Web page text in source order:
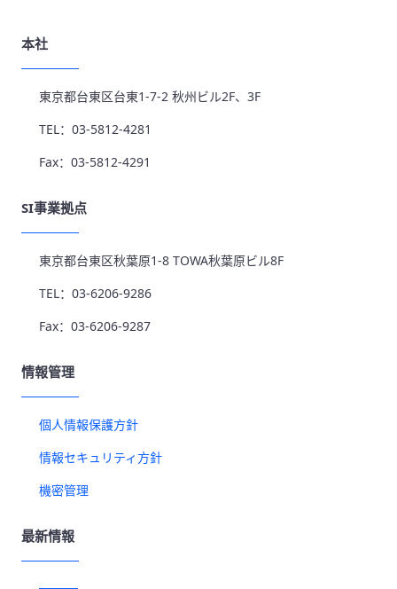
本社
東京都台東区台東1-7-2 秋州ビル2F、3F
TEL：03-5812-4281
Fax：03-5812-4291
SI事業拠点
東京都台東区秋葉原1-8 TOWA秋葉原ビル8F
TEL：03-6206-9286
Fax：03-6206-9287
情報管理
個人情報保護方針
情報セキュリティ方針
機密管理
最新情報